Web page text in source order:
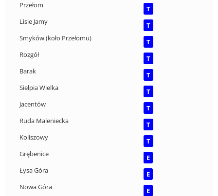
Przełom
T
Lisie Jamy
T
Smyków (koło Przełomu)
T
Rozgół
T
Barak
T
Sielpia Wielka
T
Jacentów
T
Ruda Maleniecka
T
Koliszowy
T
Grębenice
E
Łysa Góra
E
Nowa Góra
E